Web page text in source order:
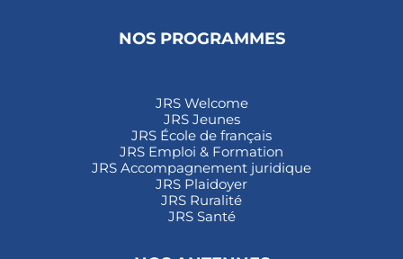
NOS PROGRAMMES
JRS Welcome
JRS Jeunes
JRS École de français
JRS Emploi & Formation
JRS Accompagnement juridique
JRS Plaidoyer
JRS Ruralité
JRS Santé